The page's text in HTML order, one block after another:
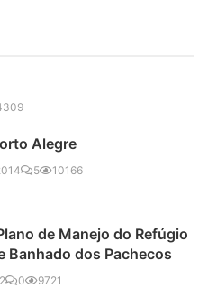
Alegre
5 10166
de Manejo do Refúgio
Banhado dos Pachecos
0 9721